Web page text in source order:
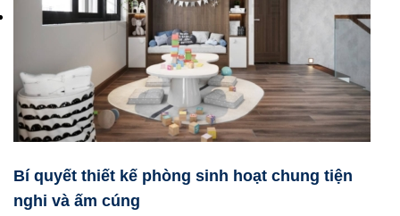
Bí quyết thiết kế phòng sinh hoạt chung tiện
nghi và ấm cúng